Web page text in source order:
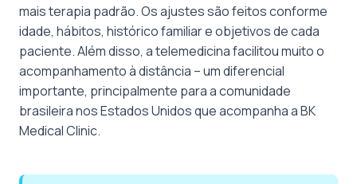
mais terapia padrão. Os ajustes são feitos conforme
idade, hábitos, histórico familiar e objetivos de cada
paciente. Além disso, a telemedicina facilitou muito o
acompanhamento à distância – um diferencial
importante, principalmente para a comunidade
brasileira nos Estados Unidos que acompanha a BK
Medical Clinic.